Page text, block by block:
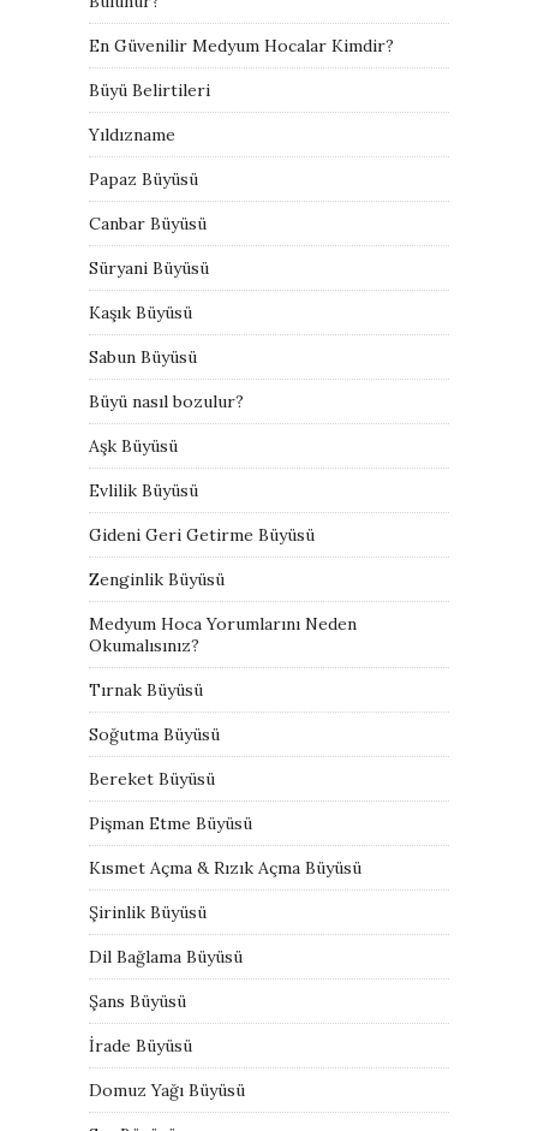
En Güvenilir Medyum Hocalar Kimdir?
Büyü Belirtileri
Yıldızname
Papaz Büyüsü
Canbar Büyüsü
Süryani Büyüsü
Kaşık Büyüsü
Sabun Büyüsü
Büyü nasıl bozulur?
Aşk Büyüsü
Evlilik Büyüsü
Gideni Geri Getirme Büyüsü
Zenginlik Büyüsü
Medyum Hoca Yorumlarını Neden
Okumalısınız?
Tırnak Büyüsü
Soğutma Büyüsü
Bereket Büyüsü
Pişman Etme Büyüsü
Kısmet Açma & Rızık Açma Büyüsü
Şirinlik Büyüsü
Dil Bağlama Büyüsü
Şans Büyüsü
İrade Büyüsü
Domuz Yağı Büyüsü